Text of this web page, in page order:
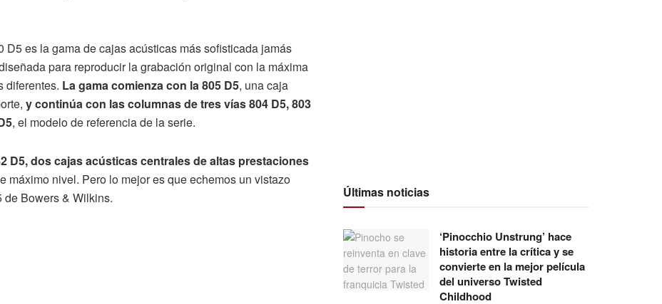
es la gama de cajas acústicas más sofisticada jamás
para reproducir la grabación original con la máxima
diferentes. La gama comienza con la 805 D5, una caja
y continúa con las columnas de tres vías 804 D5, 803
, el modelo de referencia de la serie.
D5, dos cajas acústicas centrales de altas prestaciones
máximo nivel. Pero lo mejor es que echemos un vistazo
de Bowers & Wilkins.
Últimas noticias
‘Pinocchio Unstrung’ hace
historia entre la crítica y se
convierte en la mejor película
del universo Twisted
Childhood